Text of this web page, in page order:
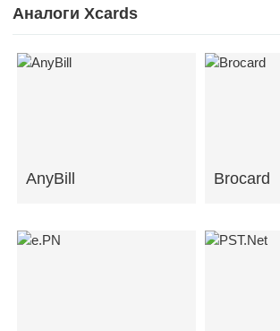
Аналоги Xcards
AnyBill Brocard